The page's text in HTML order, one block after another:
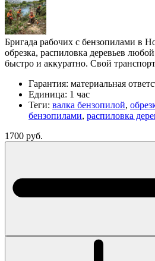
Бригада рабочих с бензопилами в
обрезка, распиловка деревьев
быстро и аккуратно. Свой
Гарантия: материальная
Единица: 1 час
Теги: валка бензопилой,
бензопилами, распиловка
1700 руб.